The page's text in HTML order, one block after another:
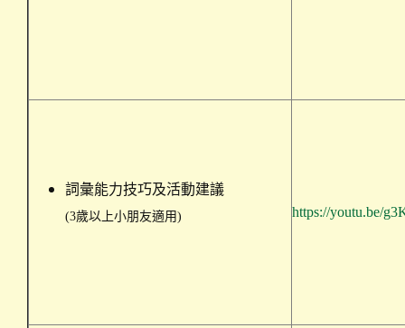
詞彙能力技巧及活動建議
(3歲以上小朋友適用) https://youtu.be/